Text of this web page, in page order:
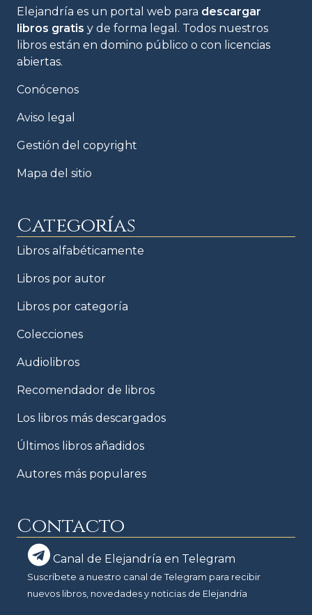
Elejandría es un portal web para descargar
libros gratis y de forma legal. Todos nuestros
libros están en domino público o con licencias
abiertas.
Conócenos
Aviso legal
Gestión del copyright
Mapa del sitio
Categorías
Libros alfabéticamente
Libros por autor
Libros por categoría
Colecciones
Audiolibros
Recomendador de libros
Los libros más descargados
Últimos libros añadidos
Autores más populares
Contacto
Canal de Elejandría en Telegram
Suscríbete a nuestro canal de Telegram para recibir
nuevos libros, novedades y noticias de Elejandría